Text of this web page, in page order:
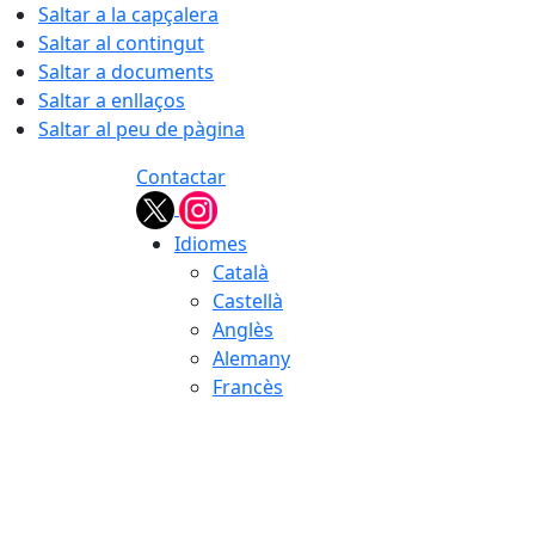
Saltar a la capçalera
Saltar al contingut
Saltar a documents
Saltar a enllaços
Saltar al peu de pàgina
Contactar
Idiomes
Català
Castellà
Anglès
Alemany
Francès